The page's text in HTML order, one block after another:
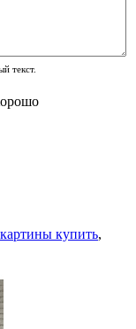
текст.
купить,